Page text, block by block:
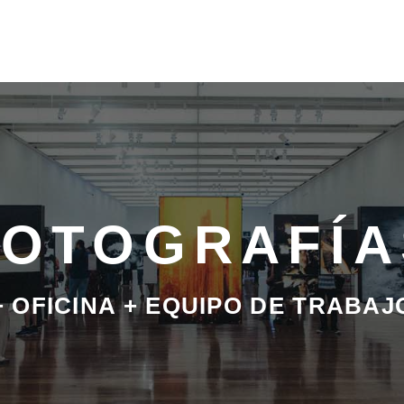
OFICINA + EQUIPO DE